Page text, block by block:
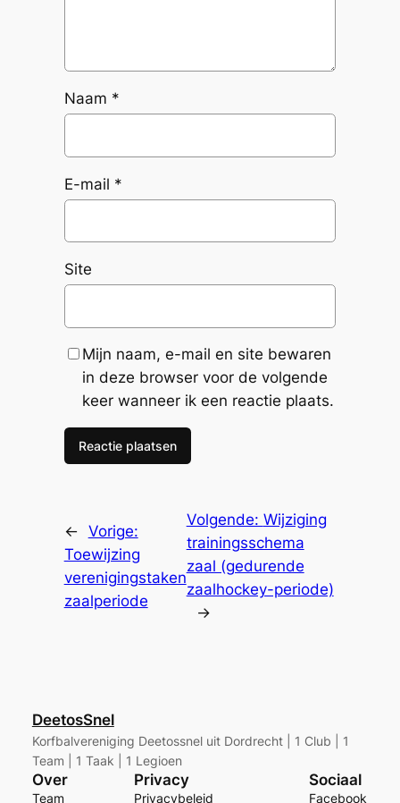
Naam *
E-mail *
Site
Mijn naam, e-mail en site bewaren
in deze browser voor de volgende
keer wanneer ik een reactie plaats.
← Vorige:
Toewijzing
verenigingstaken
zaalperiode
Volgende: Wijziging
trainingsschema
zaal (gedurende
zaalhockey-periode)
→
DeetosSnel
Korfbalvereniging Deetossnel uit Dordrecht | 1 Club | 1
Team | 1 Taak | 1 Legioen
Over
Team
Privacy
Privacybeleid
Sociaal
Facebook